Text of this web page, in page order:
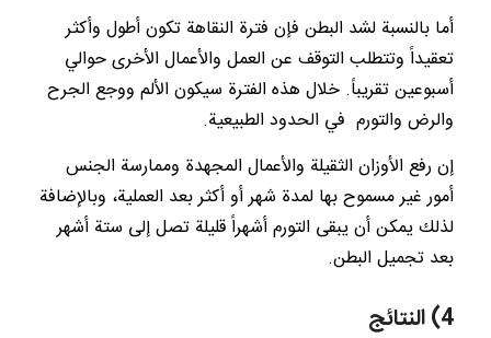
أما بالنسبة لشد البطن فإن فترة النقاهة تكون أطول وأكثر
تعقيداً وتتطلب التوقف عن العمل والأعمال الأخرى حوالي
أسبوعين تقريباً. خلال هذه الفترة سيكون الألم ووجع الجرح
والرض والتورم في الحدود الطبيعية.
إن رفع الأوزان الثقيلة والأعمال المجهدة وممارسة الجنس
أمور غير مسموح بها لمدة شهر أو أكثر بعد العملية، وبالإضافة
لذلك يمكن أن يبقى التورم أشهراً قليلة تصل إلى ستة أشهر
بعد تجميل البطن.
4) النتائج